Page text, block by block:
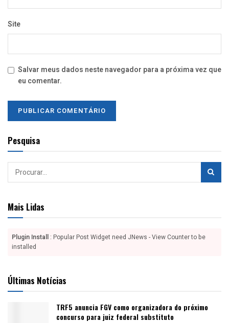
Site
Salvar meus dados neste navegador para a próxima vez que
eu comentar.
Pesquisa
Mais Lidas
Plugin Install : Popular Post Widget need JNews - View Counter to be
installed
Últimas Notícias
TRF5 anuncia FGV como organizadora do próximo
concurso para juiz federal substituto